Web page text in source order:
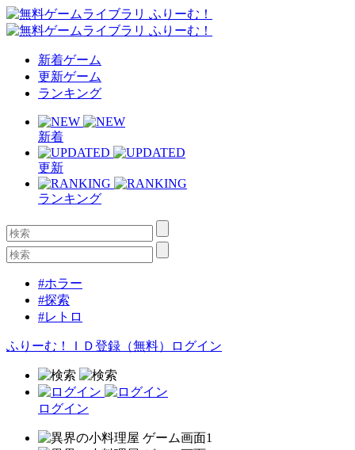
新着ゲーム
更新ゲーム
ランキング
新着
更新
ランキング
#ホラー
#探索
#レトロ
ふりーむ！ＩＤ登録（無料） ログイン
ログイン